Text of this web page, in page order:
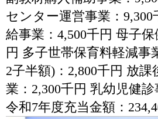
センター運営事業：9,300
給事業：4,500千円 母子
円 多子世帯保育料軽減事
2子半額)：2,800千円 放
業：2,300千円 乳幼児健診
令和7年度充当金額：